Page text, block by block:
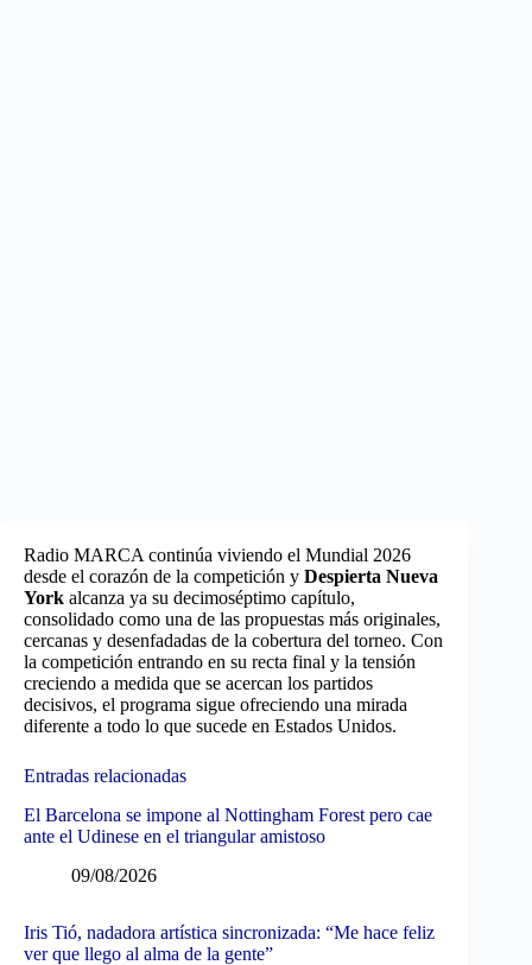
Radio MARCA continúa viviendo el Mundial 2026
desde el corazón de la competición y Despierta Nueva
York alcanza ya su decimoséptimo capítulo,
consolidado como una de las propuestas más originales,
cercanas y desenfadadas de la cobertura del torneo. Con
la competición entrando en su recta final y la tensión
creciendo a medida que se acercan los partidos
decisivos, el programa sigue ofreciendo una mirada
diferente a todo lo que sucede en Estados Unidos.
Entradas relacionadas
El Barcelona se impone al Nottingham Forest pero cae
ante el Udinese en el triangular amistoso
09/08/2026
Iris Tió, nadadora artística sincronizada: “Me hace feliz
ver que llego al alma de la gente”